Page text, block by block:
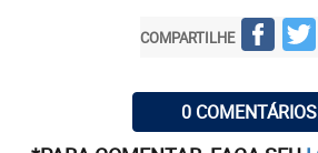
COMPARTILHE
0 COMENTÁRIOS